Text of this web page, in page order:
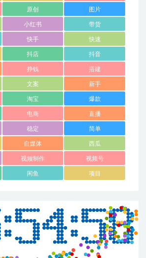
原创 图片
小红书 带货
快手 快速
抖店 抖音
挣钱 搭建
文案 新手
淘宝 爆款
电商 直播
稳定 简单
自媒体 西瓜
视频制作 视频号
闲鱼 项目